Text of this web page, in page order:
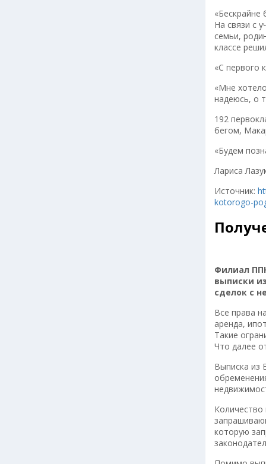
«Бескрайне
На связи с
семьи,
классе
«С первого
«Мне
надеюсь, о
192
бегом,
«Будем
Лариса
Источник:
kotorogo-
Филиал
выписки
сделок с
Все права
аренда,
Такие
Что далее
Выписка из
Количество
которую